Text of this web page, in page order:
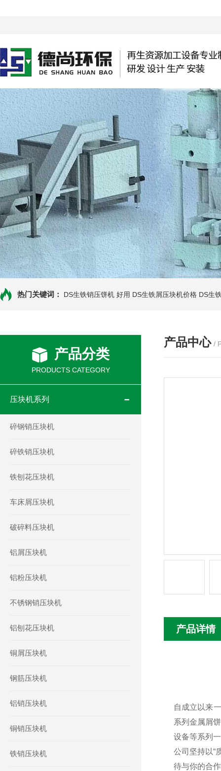
热门关键词： DS生铁销压饼机 好用 DS生铁屑压块机价格 DS生
产品分类
PRODUCTS CATEGORY
压块机系列
碎钢销压块机
碎铁销压块机
铁刨花压块机
车床屑压块机
破碎料压块机
铝屑压块机
铝粉压块机
不锈钢销压块机
铝刨花压块机
铜屑压块机
钢筋压块机
铝销压块机
铜销压块机
铁销压块机
产品中心 /
产品详情
自成立以来
系列金属屑
设备等系列
公司坚持以“
待与你的合